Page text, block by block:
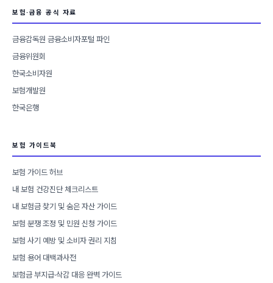
보험·금융 공식 자료
금융감독원 금융소비자포털 파인
금융위원회
한국소비자원
보험개발원
한국은행
보험 가이드북
보험 가이드 허브
내 보험 건강진단 체크리스트
내 보험금 찾기 및 숨은 자산 가이드
보험 분쟁 조정 및 민원 신청 가이드
보험 사기 예방 및 소비자 권리 지침
보험 용어 대백과사전
보험금 부지급·삭감 대응 완벽 가이드